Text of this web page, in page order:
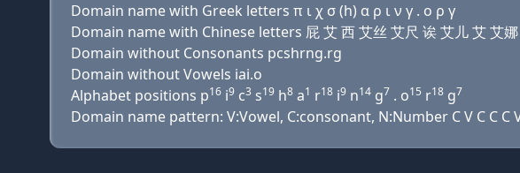
Domain name with Greek letters π ι χ σ (h) α ρ ι ν γ . ο ρ γ
Domain name with Chinese letters 屁 艾 西 艾丝 艾尺 诶 艾儿 艾 艾娜
Domain without Consonants pcshrng.rg
Domain without Vowels iai.o
Alphabet positions p16 i9 c3 s19 h8 a1 r18 i9 n14 g7 . o15 r18 g7
Domain name pattern: V:Vowel, C:consonant, N:Number C V C C C V